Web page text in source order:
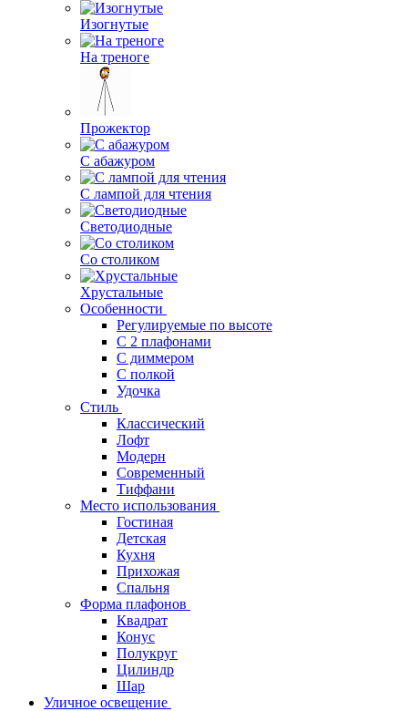
Изогнутые
На треноге
Прожектор
С абажуром
С лампой для чтения
Светодиодные
Со столиком
Хрустальные
Особенности
Регулируемые по высоте
С 2 плафонами
С диммером
С полкой
Удочка
Стиль
Классический
Лофт
Модерн
Современный
Тиффани
Место использования
Гостиная
Детская
Кухня
Прихожая
Спальня
Форма плафонов
Квадрат
Конус
Полукруг
Цилиндр
Шар
Уличное освещение